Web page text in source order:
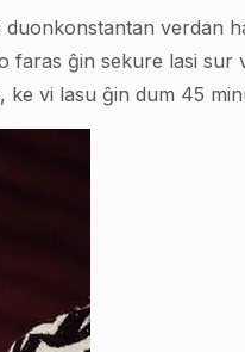
verdan
ĝin sekure lasi
vi lasu ĝin dum 45